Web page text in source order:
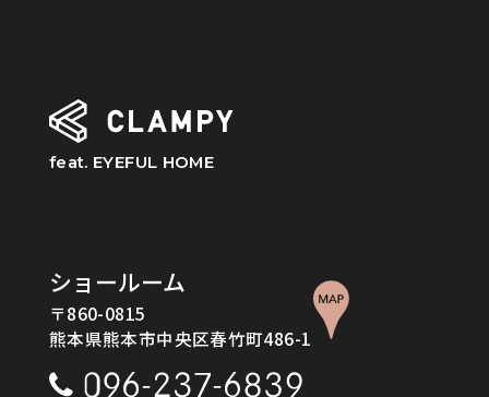
feat. EYEFUL HOME
ショールーム
〒860-0815
熊本県熊本市中央区春竹町486-1